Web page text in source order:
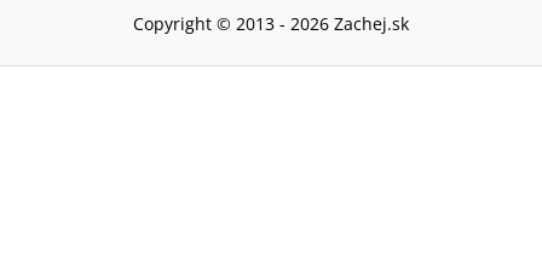
Copyright © 2013 - 2026 Zachej.sk